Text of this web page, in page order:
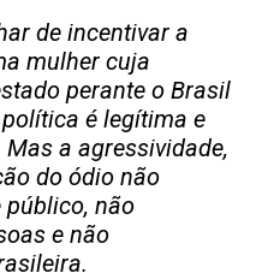
de incentivar a
mulher cuja
perante o Brasil
é legítima e
a agressividade,
do ódio não
não
e não